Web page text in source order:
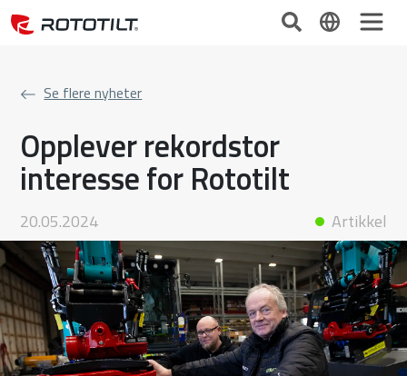
Se flere nyheter
Opplever rekordstor
interesse for Rototilt
20.05.2024 Artikkel